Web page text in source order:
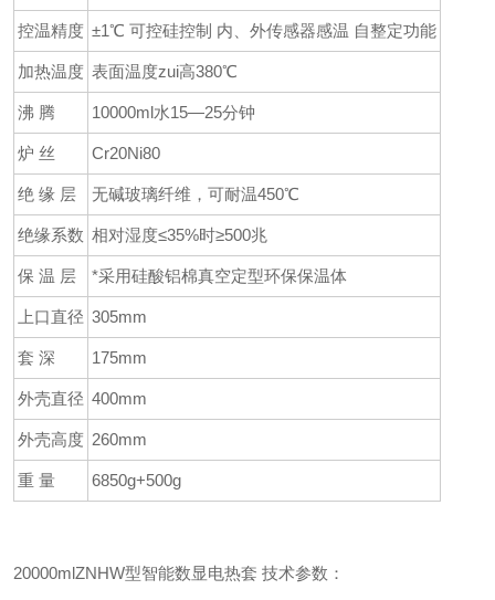
控温精度 ±1℃ 可控硅控制 内、外传感器感温 自整定功能
加热温度 表面温度zui高380℃
沸 腾 10000ml水15—25分钟
炉 丝 Cr20Ni80
绝 缘 层 无碱玻璃纤维，可耐温450℃
绝缘系数 相对湿度≤35%时≥500兆
保 温 层 *采用硅酸铝棉真空定型环保保温体
上口直径 305mm
套 深 175mm
外壳直径 400mm
外壳高度 260mm
重 量 6850g+500g
20000mlZNHW型智能数显电热套 技术参数：